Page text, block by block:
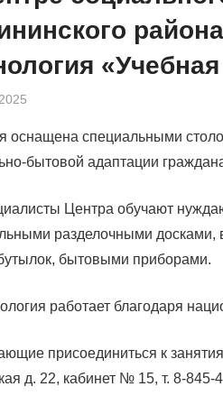
оснащена специальными
бытовой адаптации
Центра обучают
разделочными досками,
бытовыми приборами.
работает благодаря
присоединиться к
д. 22, кабинет № 15, т. 8-845-